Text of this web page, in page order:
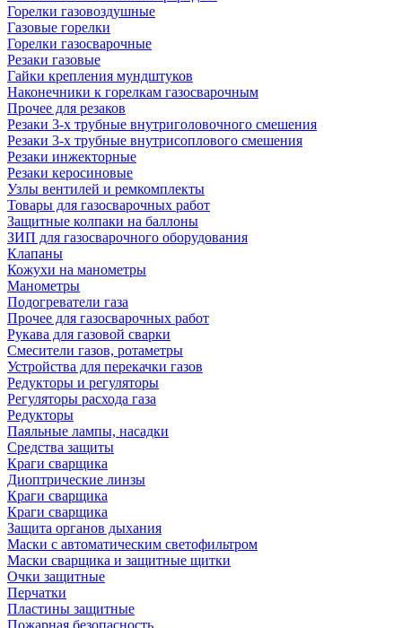
Горелки газовоздушные
Газовые горелки
Горелки газосварочные
Резаки газовые
Гайки крепления мундштуков
Наконечники к горелкам газосварочным
Прочее для резаков
Резаки 3-х трубные внутриголовочного смешения
Резаки 3-х трубные внутрисоплового смешения
Резаки инжекторные
Резаки керосиновые
Узлы вентилей и ремкомплекты
Товары для газосварочных работ
Защитные колпаки на баллоны
ЗИП для газосварочного оборудования
Клапаны
Кожухи на манометры
Манометры
Подогреватели газа
Прочее для газосварочных работ
Рукава для газовой сварки
Смесители газов, ротаметры
Устройства для перекачки газов
Редукторы и регуляторы
Регуляторы расхода газа
Редукторы
Паяльные лампы, насадки
Средства защиты
Краги сварщика
Диоптрические линзы
Краги сварщика
Краги сварщика
Защита органов дыхания
Маски с автоматическим светофильтром
Маски сварщика и защитные щитки
Очки защитные
Перчатки
Пластины защитные
Пожарная безопасность